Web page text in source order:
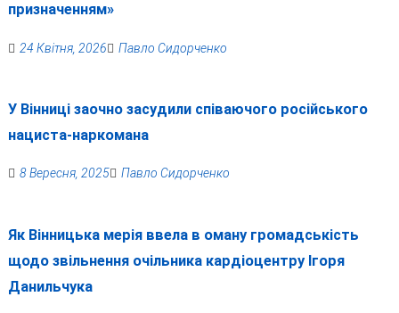
призначенням»
24 Квітня, 2026 Павло Сидорченко
У Вінниці заочно засудили співаючого російського
нациста-наркомана
8 Вересня, 2025 Павло Сидорченко
Як Вінницька мерія ввела в оману громадськість
щодо звільнення очільника кардіоцентру Ігоря
Данильчука